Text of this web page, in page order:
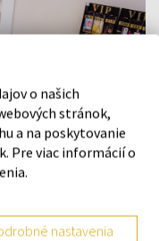
o našich
stránok,
a na poskytovanie
Pre viac informácií o
nastavenia